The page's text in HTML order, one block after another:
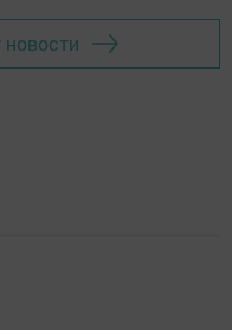
новости